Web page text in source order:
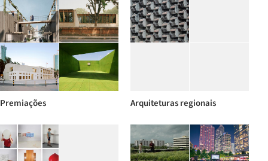
Premiações Arquiteturas regionais